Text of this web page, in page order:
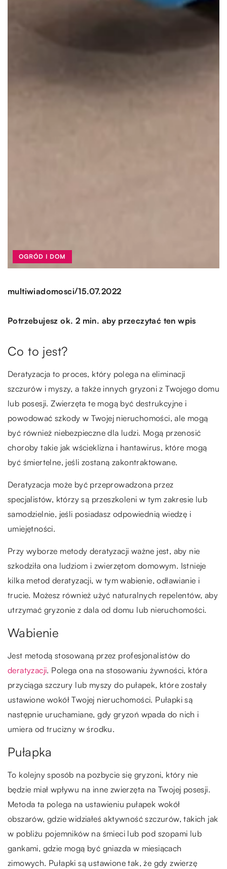
OGRÓD I DOM
multiwiadomosci/15.07.2022
Potrzebujesz ok. 2 min. aby przeczytać ten wpis
Co to jest?
Deratyzacja to proces, który polega na eliminacji
szczurów i myszy, a także innych gryzoni z Twojego domu
lub posesji. Zwierzęta te mogą być destrukcyjne i
powodować szkody w Twojej nieruchomości, ale mogą
być również niebezpieczne dla ludzi. Mogą przenosić
choroby takie jak wścieklizna i hantawirus, które mogą
być śmiertelne, jeśli zostaną zakontraktowane.
Deratyzacja może być przeprowadzona przez
specjalistów, którzy są przeszkoleni w tym zakresie lub
samodzielnie, jeśli posiadasz odpowiednią wiedzę i
umiejętności.
Przy wyborze metody deratyzacji ważne jest, aby nie
szkodziła ona ludziom i zwierzętom domowym. Istnieje
kilka metod deratyzacji, w tym wabienie, odławianie i
trucie. Możesz również użyć naturalnych repelentów, aby
utrzymać gryzonie z dala od domu lub nieruchomości.
Wabienie
Jest metodą stosowaną przez profesjonalistów do
deratyzacji. Polega ona na stosowaniu żywności, która
przyciąga szczury lub myszy do pułapek, które zostały
ustawione wokół Twojej nieruchomości. Pułapki są
następnie uruchamiane, gdy gryzoń wpada do nich i
umiera od trucizny w środku.
Pułapka
To kolejny sposób na pozbycie się gryzoni, który nie
będzie miał wpływu na inne zwierzęta na Twojej posesji.
Metoda ta polega na ustawieniu pułapek wokół
obszarów, gdzie widziałeś aktywność szczurów, takich jak
w pobliżu pojemników na śmieci lub pod szopami lub
gankami, gdzie mogą być gniazda w miesiącach
zimowych. Pułapki są ustawione tak, że gdy zwierzę